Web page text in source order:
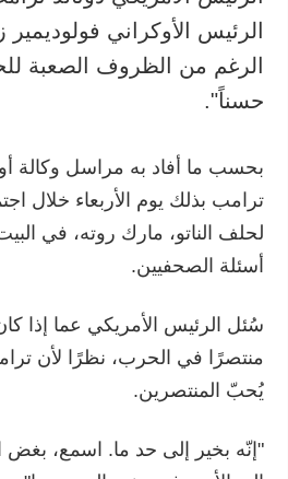
الرئيس الأوكراني
الرغم من الظروف الصعبة
حسناً".
بحسب ما أفاد به مراسل وكالة
ترامب بذلك يوم الأربعاء خلال
لحلف الناتو، مارك روته، في
أسئلة الصحفيين.
سُئل الرئيس الأمريكي عما إذا
منتصرًا في الحرب، نظرًا لأن
يُحبّ المنتصرين.
"إنّه بخير إلى حد ما. اسمع، بغض